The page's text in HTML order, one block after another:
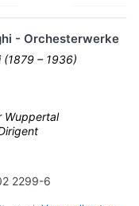
- Orchesterwerke
(1879 – 1936)
Wuppertal
2299-6